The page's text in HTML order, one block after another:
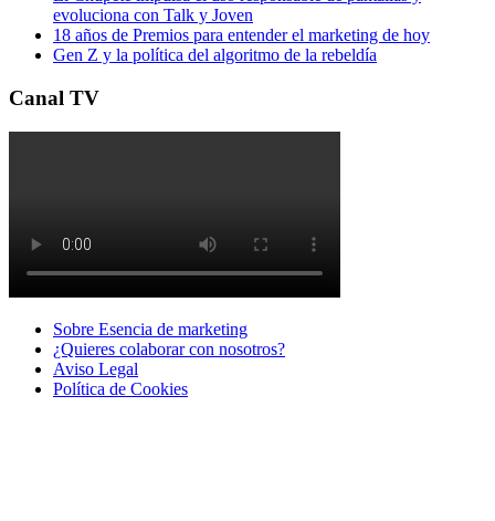
evoluciona con Talk y Joven
18 años de Premios para entender el marketing de hoy
Gen Z y la política del algoritmo de la rebeldía
Canal TV
Sobre Esencia de marketing
¿Quieres colaborar con nosotros?
Aviso Legal
Polí­tica de Cookies